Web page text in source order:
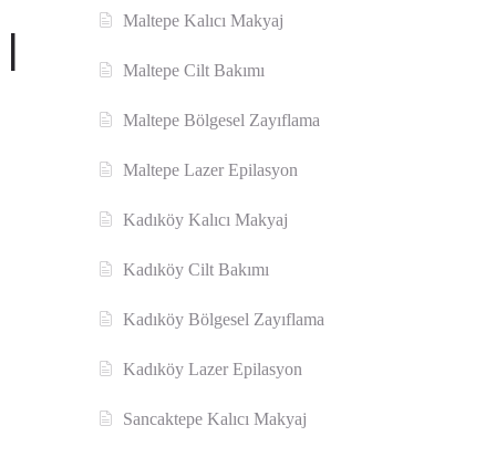
Maltepe Kalıcı Makyaj
Maltepe Cilt Bakımı
Maltepe Bölgesel Zayıflama
Maltepe Lazer Epilasyon
Kadıköy Kalıcı Makyaj
Kadıköy Cilt Bakımı
Kadıköy Bölgesel Zayıflama
Kadıköy Lazer Epilasyon
Sancaktepe Kalıcı Makyaj